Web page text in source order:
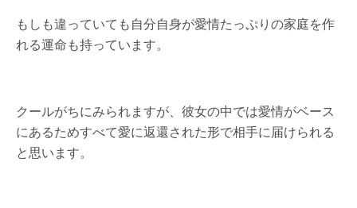
もしも違っていても自分自身が愛情たっぷりの家庭を作
れる運命も持っています。
クールがちにみられますが、彼女の中では愛情がベース
にあるためすべて愛に返還された形で相手に届けられる
と思います。